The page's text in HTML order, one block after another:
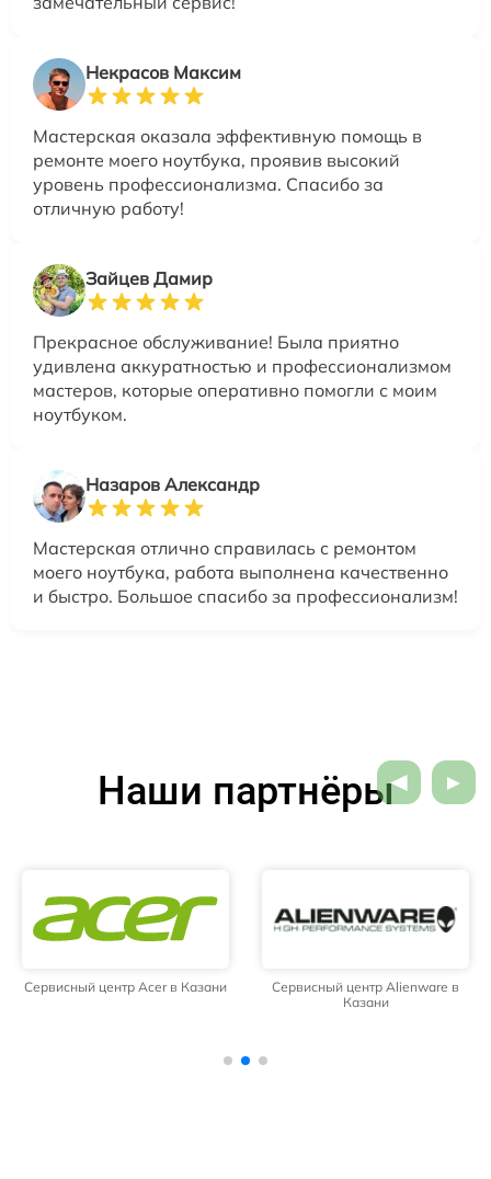
Некрасов Максим
Мастерская оказала эффективную помощь в
ремонте моего ноутбука, проявив высокий
уровень профессионализма. Спасибо за
отличную работу!
Зайцев Дамир
Прекрасное обслуживание! Была приятно
удивлена аккуратностью и профессионализмом
мастеров, которые оперативно помогли с моим
ноутбуком.
Назаров Александр
Мастерская отлично справилась с ремонтом
моего ноутбука, работа выполнена качественно
и быстро. Большое спасибо за профессионализм!
Наши партнёры
Сервисный центр Acer в Казани
Сервисный центр Alienware в
Казани